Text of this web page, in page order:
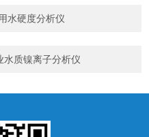
水硬度分析仪
水质镍离子分析仪